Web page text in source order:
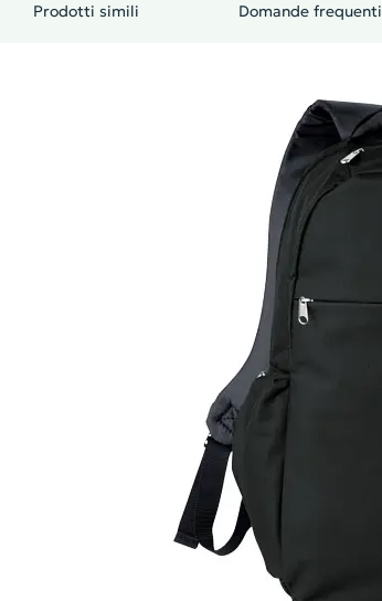
Prodotti simili Domande frequenti